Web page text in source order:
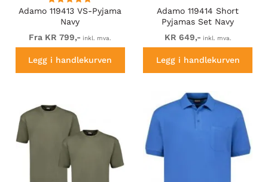
Adamo 119413 VS-Pyjama
Navy
Fra KR 799,- inkl. mva.
Legg i handlekurven
Adamo 119414 Short
Pyjamas Set Navy
KR 649,- inkl. mva.
Legg i handlekurven